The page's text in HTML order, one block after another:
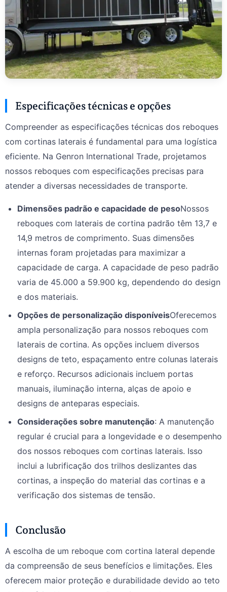
Especificações técnicas e opções
Compreender as especificações técnicas dos reboques
com cortinas laterais é fundamental para uma logística
eficiente. Na Genron International Trade, projetamos
nossos reboques com especificações precisas para
atender a diversas necessidades de transporte.
Dimensões padrão e capacidade de pesoNossos
reboques com laterais de cortina padrão têm 13,7 e
14,9 metros de comprimento. Suas dimensões
internas foram projetadas para maximizar a
capacidade de carga. A capacidade de peso padrão
varia de 45.000 a 59.900 kg, dependendo do design
e dos materiais.
Opções de personalização disponíveisOferecemos
ampla personalização para nossos reboques com
laterais de cortina. As opções incluem diversos
designs de teto, espaçamento entre colunas laterais
e reforço. Recursos adicionais incluem portas
manuais, iluminação interna, alças de apoio e
designs de anteparas especiais.
Considerações sobre manutenção: A manutenção
regular é crucial para a longevidade e o desempenho
dos nossos reboques com cortinas laterais. Isso
inclui a lubrificação dos trilhos deslizantes das
cortinas, a inspeção do material das cortinas e a
verificação dos sistemas de tensão.
Conclusão
A escolha de um reboque com cortina lateral depende
da compreensão de seus benefícios e limitações. Eles
oferecem maior proteção e durabilidade devido ao teto